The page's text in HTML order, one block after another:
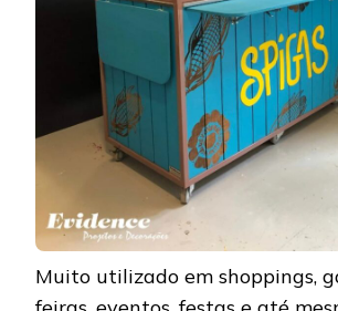
Muito utilizado em shoppings,